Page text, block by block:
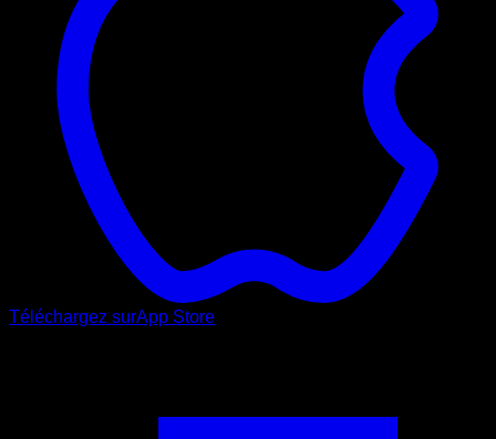
Téléchargez surApp Store